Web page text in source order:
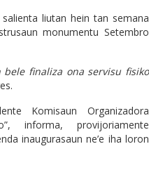
salienta liutan hein tan semana
monumentu Setembro
finaliza ona servisu fisiko
Komisaun Organizadora
informa, provijoriamente
inaugurasaun ne’e iha loron